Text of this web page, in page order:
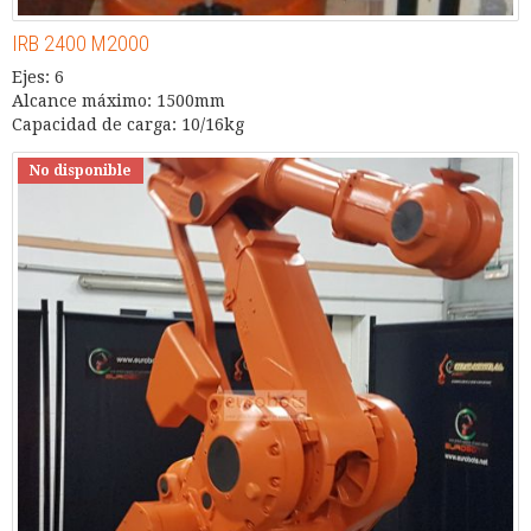
IRB 2400 M2000
Ejes: 6
Alcance máximo: 1500mm
Capacidad de carga: 10/16kg
No disponible